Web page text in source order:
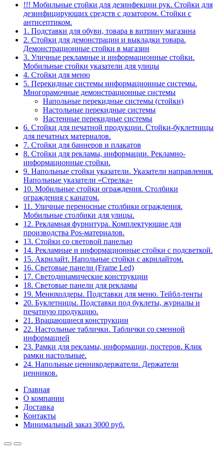
!!! Мобильные стойки для дезинфекции рук. Стойки для
дезинфицирующих средств с дозатором. Стойки с
антисептиком.
1. Подставки для обуви, товара в витрину магазина
2. Стойки для демонстрации и выкладки товара.
Демонстрационные стойки в магазин
3. Уличные рекламные и информационные стойки.
Мобильные стойки указатели для улицы
4. Стойки для меню
5. Перекидные системы информационные системы.
Многорамочные демонстрационные системы
Напольные перекидные системы (стойки)
Настольные перекидные системы
Настенные перекидные системы
6. Стойки для печатной продукции. Стойки-буклетницы
для печатных материалов.
7. Стойки для баннеров и плакатов
8. Стойки для рекламы, информации. Рекламно-
информационные стойки.
9. Напольные стойки указатели. Указатели направления.
Напольные указатели «Стрелка»
10. Мобильные стойки ограждения. Столбики
ограждения с канатом.
11. Уличные переносные столбики ограждения.
Мобильные столбики для улицы.
12. Рекламная фурнитура. Комплектующие для
производства Pos-материалов.
13. Стойки со световой панелью
14. Рекламные и информационные стойки с подсветкой.
15. Акрилайт. Напольные стойки с акрилайтом.
16. Световые панели (Frame Led)
17. Светодинамические конструкции
18. Световые панели для рекламы
19. Менюхолдеры. Подставки для меню. Тейбл-тенты
20. Буклетницы. Подставки под буклеты, журналы и
печатную продукцию.
21. Вращающиеся конструкции
22. Настольные таблички. Таблички со сменной
информацией
23. Рамки для рекламы, информации, постеров. Клик
рамки настольные.
24. Напольные ценникодержатели. Держатели
ценников.
Главная
О компании
Доставка
Контакты
Минимальный заказ 3000 руб.